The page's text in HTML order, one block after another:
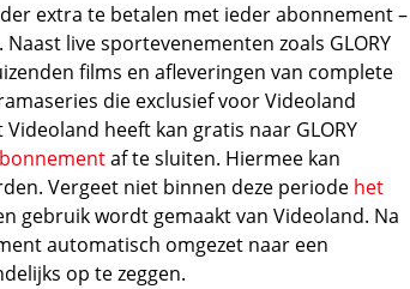
extra te betalen met ieder abonnement –
live sportevenementen zoals GLORY
films en afleveringen van complete
die exclusief voor Videoland
heeft kan gratis naar GLORY
af te sluiten. Hiermee kan
Vergeet niet binnen deze periodehet
gebruik wordt gemaakt van Videoland. Na
automatisch omgezet naar een
op te zeggen.